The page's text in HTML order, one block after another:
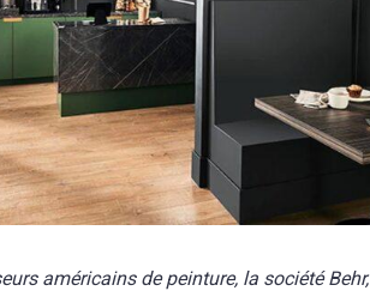
américains de peinture, la société